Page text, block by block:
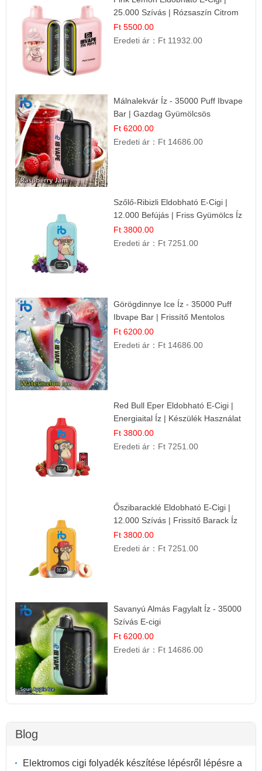
25.000 Szívás | Rózsaszín Citrom
Íz
Ft 5500.00
Eredeti ár： Ft 11932.00
Málnalekvár Íz - 35000 Puff Ibvape
Bar | Gazdag Gyümölcsös
Ízélmény!
Ft 6200.00
Eredeti ár： Ft 14686.00
Szőlő-Ribizli Eldobható E-Cigi |
12.000 Befújás | Friss Gyümölcs Íz
Ft 3800.00
Eredeti ár： Ft 7251.00
Görögdinnye Ice Íz - 35000 Puff
Ibvape Bar | Frissítő Mentolos
Élmény!
Ft 6200.00
Eredeti ár： Ft 14686.00
Red Bull Eper Eldobható E-Cigi |
Energiaital Íz | Készülék Használat
Ft 3800.00
Eredeti ár： Ft 7251.00
Őszibaracklé Eldobható E-Cigi |
12.000 Szívás | Frissítő Barack Íz
Ft 3800.00
Eredeti ár： Ft 7251.00
Savanyú Almás Fagylalt Íz - 35000
Szívás E-cigi
Ft 6200.00
Eredeti ár： Ft 14686.00
Blog
Elektromos cigi folyadék készítése lépésről lépésre a